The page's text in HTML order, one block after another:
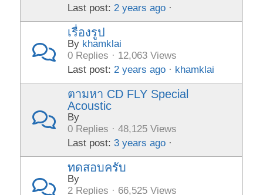
Last post:2 years ago ·
เรื่องรูป
By khamklai
0 Replies · 12,063 Views
Last post:2 years ago · khamklai
ตามหา CD FLY Special
Acoustic
By
0 Replies · 48,125 Views
Last post:3 years ago ·
ทดสอบครับ
By
2 Replies · 66,525 Views